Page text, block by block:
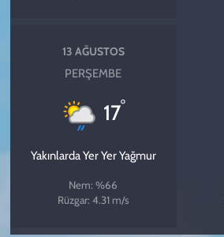
13 AĞUSTOS
PERŞEMBE
17°
Yakınlarda Yer Yer Yağmur
Nem: %66
Rüzgar: 4.31 m/s